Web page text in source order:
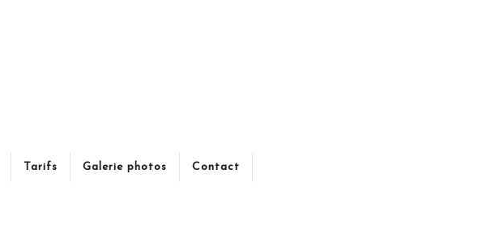
Tarifs Galerie photos Contact